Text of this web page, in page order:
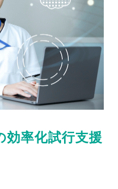
効率化試行支援